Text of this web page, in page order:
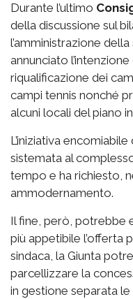
Durante l’ultimo
della discussione sul
l’amministrazione della
annunciato
riqualificazione dei
campi tennis nonché
alcuni locali del piano
L’iniziativa
sistemata al
tempo e ha richiesto,
ammodernamento.
Il fine, però, potrebbe
più appetibile l’offerta
sindaca, la Giunta
parcellizzare la
in gestione separata